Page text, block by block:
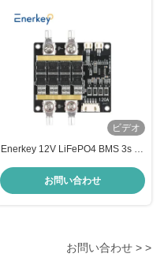
ビデオ
Enerkey 12V LiFePO4 BMS 3s 4s
BMS パック 保護板 バランス 統合
回路
お問い合わせ
お問い合わせ > >